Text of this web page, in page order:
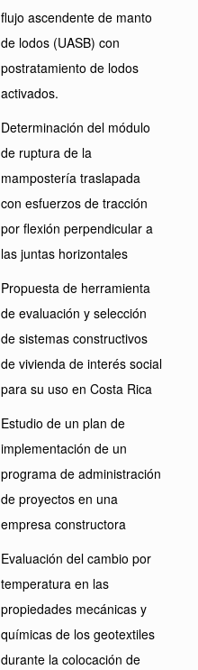
flujo ascendente de manto
de lodos (UASB) con
postratamiento de lodos
activados.
Determinación del módulo
de ruptura de la
mampostería traslapada
con esfuerzos de tracción
por flexión perpendicular a
las juntas horizontales
Propuesta de herramienta
de evaluación y selección
de sistemas constructivos
de vivienda de interés social
para su uso en Costa Rica
Estudio de un plan de
implementación de un
programa de administración
de proyectos en una
empresa constructora
Evaluación del cambio por
temperatura en las
propiedades mecánicas y
químicas de los geotextiles
durante la colocación de